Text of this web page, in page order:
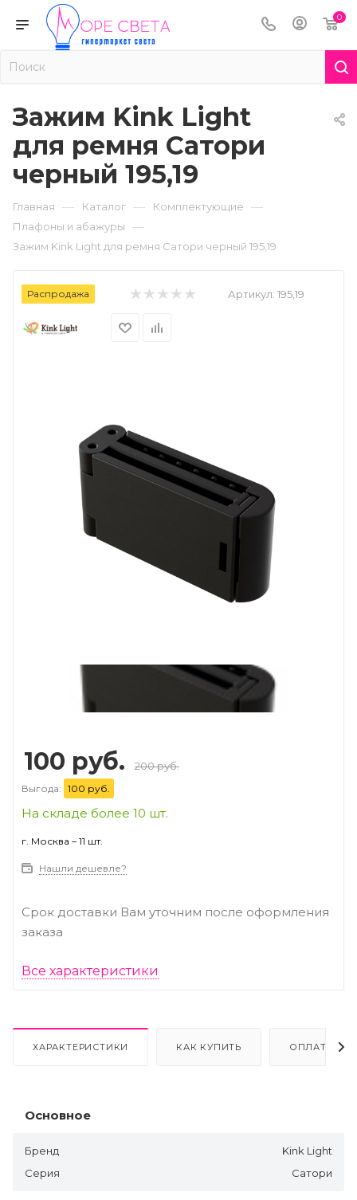
0
Зажим Kink Light
для ремня Сатори
черный 195,19
Главная — Каталог — Комплектующие —
Плафоны и абажуры —
Зажим Kink Light для ремня Сатори черный 195,19
Распродажа Артикул: 195,19
100 руб. 200 руб.
Выгода: 100 руб.
На складе более 10 шт.
г. Москва – 11 шт.
Нашли дешевле?
Срок доставки Вам уточним после оформления
заказа
Все характеристики
ХАРАКТЕРИСТИКИ КАК КУПИТЬ ОПЛАТА
Основное
Бренд
Kink Light
Серия
Сатори